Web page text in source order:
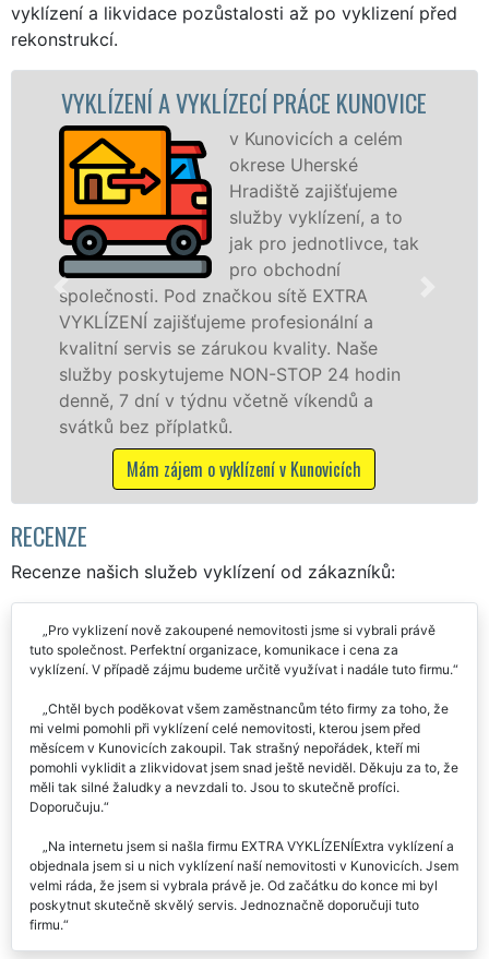
vyklízení a likvidace pozůstalosti až po vyklizení před
rekonstrukcí.
PRÁCE KUNOVICE
v Kunovicích a celém
okrese Uherské
Hradiště zajišťujeme
služby vyklízení, a to
jak pro jednotlivce, tak
pro obchodní
značkou sítě EXTRA
profesionální a
se zárukou kvality. Naše
NON-STOP 24 hodin
týdnu včetně víkendů a
o vyklízení v Kunovicích
VYKLÍZECÍ
v Kunovicích a
službu jak
osobám se
práce, a to
RECENZE
Recenze našich služeb vyklízení od zákazníků:
Pro vyklizení nově zakoupené nemovitosti jsme si vybrali právě
tuto společnost. Perfektní organizace, komunikace i cena za
vyklízení. V případě zájmu budeme určitě využívat i nadále tuto firmu.
Chtěl bych poděkovat všem zaměstnancům této firmy za toho, že
mi velmi pomohli při vyklízení celé nemovitosti, kterou jsem před
měsícem v Kunovicích zakoupil. Tak strašný nepořádek, kteří mi
pomohli vyklidit a zlikvidovat jsem snad ještě neviděl. Děkuju za to, že
měli tak silné žaludky a nevzdali to. Jsou to skutečně profíci.
Doporučuju.
Na internetu jsem si našla firmu EXTRA VYKLÍZENÍExtra vyklízení a
objednala jsem si u nich vyklízení naší nemovitosti v Kunovicích. Jsem
velmi ráda, že jsem si vybrala právě je. Od začátku do konce mi byl
poskytnut skutečně skvělý servis. Jednoznačně doporučuji tuto
firmu.